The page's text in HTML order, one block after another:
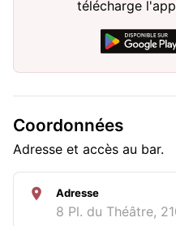
télécharge
Coordonnées
Adresse et accès au bar.
Adresse
8 Pl. du Théâtre,